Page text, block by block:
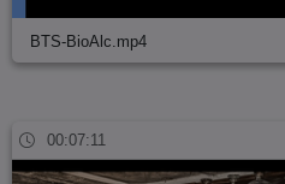
BTS-BioAlc.mp4
00:07:11